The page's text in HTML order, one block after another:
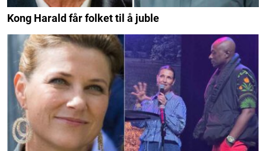
Kong Harald får folket til å juble